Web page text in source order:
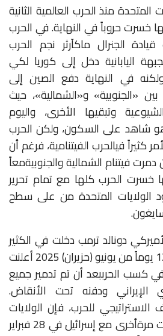
المتحدةمنذالحرب العالمية الثانية
خسرتحروباًفيالنهاية.فيالحرب
قيادة الجنرال ماكآرثر نجم الحرب
اليابانية دخل إلى كوريا لكي
في النهاية دفع الصين إلى
بين «الجنوبية»و«الشمالية»، حيث
وتبقيها الأخرى، واليوم
شاهد على السكون، ولكن الحرب
كثيراًفيالحربالفيتنامية،فرغمأن
دمرتفيتنامالشماليةوالجنوبيةمعاً
خسرت الحرب كلها مع تمام تحرير
الولايات المتحدة من على سطح
.
دونالدترمبدخلت في الكثير
يوماًمنيونيو(حزيران)
أعلنت
كسب الحرببعدأنتمتدميرجميع
الإيراني ودفنه تحت الأنقاض.
الاستراتيجي للحرب، فإن الولايات
مرةأخرىمعإسرائيلفي
فبراير